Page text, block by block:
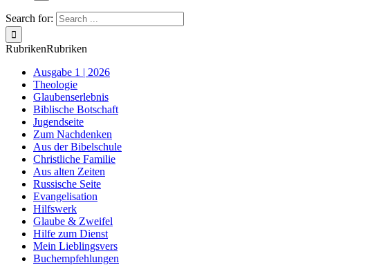
Search for:
RubrikenRubriken
Ausgabe 1 | 2026
Theologie
Glaubenserlebnis
Biblische Botschaft
Jugendseite
Zum Nachdenken
Aus der Bibelschule
Christliche Familie
Aus alten Zeiten
Russische Seite
Evangelisation
Hilfswerk
Glaube & Zweifel
Hilfe zum Dienst
Mein Lieblingsvers
Buchempfehlungen